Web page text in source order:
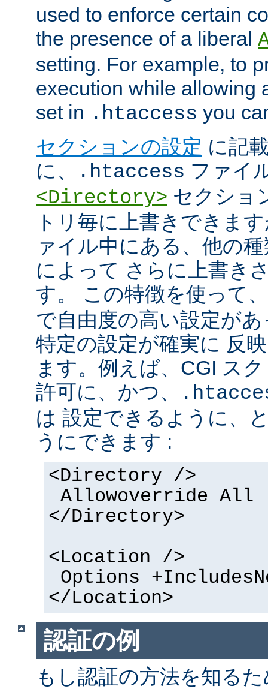
used to enforce certain
the presence of a liberal
setting. For example, to
execution while allowing
set in .htaccess you
セクションの設定 に記
に、
.htaccess ファイ
<Directory> セクショ
トリ毎に上書きできま
ァイル中にある、他の
によって さらに上書き
す。 この特徴を使って
で自由度の高い設定が
特定の設定が確実に 反
ます。例えば、CGI ス
許可に、かつ、
は 設定できるように、
うにできます :
<Directory />
Allowoverride All
</Directory>
<Location />
Options
</Location>
認証の例
もし認証の方法を知る